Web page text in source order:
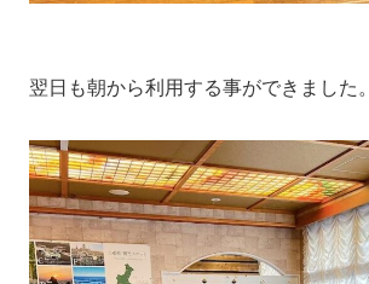
翌日も朝から利用する事ができました。